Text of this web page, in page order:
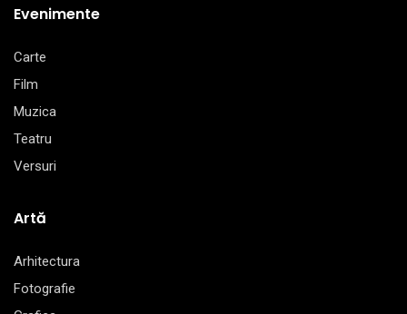
Evenimente
Carte
Film
Muzica
Teatru
Versuri
Artă
Arhitectura
Fotografie